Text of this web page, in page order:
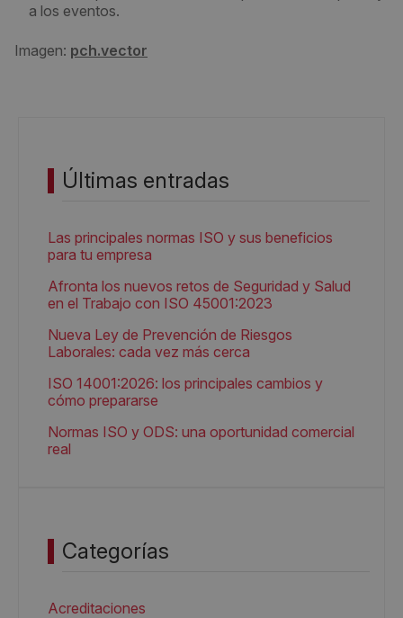
a los eventos.
Imagen: pch.vector
Últimas entradas
Las principales normas ISO y sus beneficios
para tu empresa
Afronta los nuevos retos de Seguridad y Salud
en el Trabajo con ISO 45001:2023
Nueva Ley de Prevención de Riesgos
Laborales: cada vez más cerca
ISO 14001:2026: los principales cambios y
cómo prepararse
Normas ISO y ODS: una oportunidad comercial
real
Categorías
Acreditaciones